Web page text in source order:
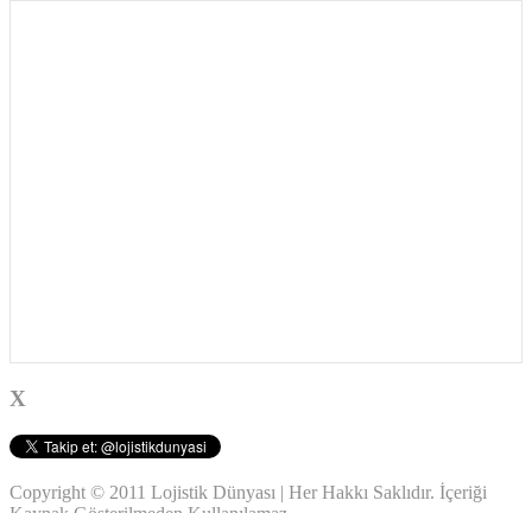
X
Copyright © 2011 Lojistik Dünyası | Her Hakkı Saklıdır. İçeriği